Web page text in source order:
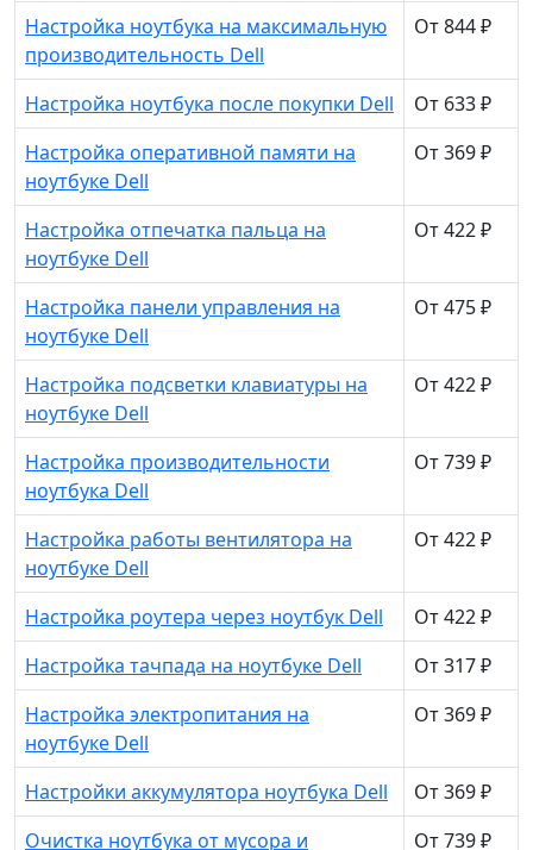
Настройка ноутбука на максимальную
производительность Dell
От 844 ₽
Настройка ноутбука после покупки Dell
От 633 ₽
Настройка оперативной памяти на
ноутбуке Dell
От 369 ₽
Настройка отпечатка пальца на
ноутбуке Dell
От 422 ₽
Настройка панели управления на
ноутбуке Dell
От 475 ₽
Настройка подсветки клавиатуры на
ноутбуке Dell
От 422 ₽
Настройка производительности
ноутбука Dell
От 739 ₽
Настройка работы вентилятора на
ноутбуке Dell
От 422 ₽
Настройка роутера через ноутбук Dell
От 422 ₽
Настройка тачпада на ноутбуке Dell
От 317 ₽
Настройка электропитания на
ноутбуке Dell
От 369 ₽
Настройки аккумулятора ноутбука Dell
От 369 ₽
Очистка ноутбука от мусора и
От 739 ₽